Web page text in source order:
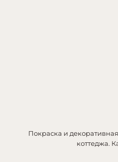
Покраска и
коттеджа.